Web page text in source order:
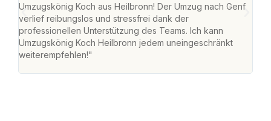
Umzugskönig Koch aus Heilbronn! Der Umzug nach Genf
verlief reibungslos und stressfrei dank der
professionellen Unterstützung des Teams. Ich kann
Umzugskönig Koch Heilbronn jedem uneingeschränkt
weiterempfehlen!"